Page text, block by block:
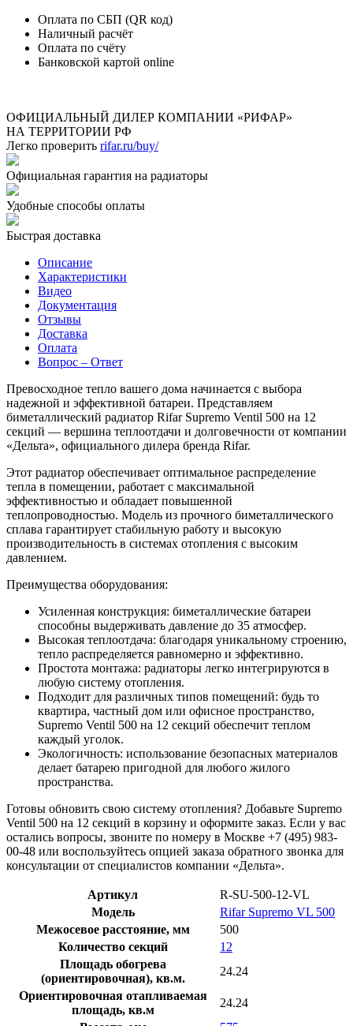
Оплата по СБП (QR код)
Наличный расчёт
Оплата по счёту
Банковской картой online
ОФИЦИАЛЬНЫЙ ДИЛЕР КОМПАНИИ «РИФАР»
НА ТЕРРИТОРИИ РФ
Легко проверить rifar.ru/buy/
Официальная гарантия на радиаторы
Удобные способы оплаты
Быстрая доставка
Описание
Характеристики
Видео
Документация
Отзывы
Доставка
Оплата
Вопрос – Ответ
Превосходное тепло вашего дома начинается с выбора
надежной и эффективной батареи. Представляем
биметаллический радиатор Rifar Supremo Ventil 500 на 12
секций — вершина теплоотдачи и долговечности от компании
«Дельта», официального дилера бренда Rifar.
Этот радиатор обеспечивает оптимальное распределение
тепла в помещении, работает с максимальной
эффективностью и обладает повышенной
теплопроводностью. Модель из прочного биметаллического
сплава гарантирует стабильную работу и высокую
производительность в системах отопления с высоким
давлением.
Преимущества оборудования:
Усиленная конструкция: биметаллические батареи
способны выдерживать давление до 35 атмосфер.
Высокая теплоотдача: благодаря уникальному строению,
тепло распределяется равномерно и эффективно.
Простота монтажа: радиаторы легко интегрируются в
любую систему отопления.
Подходит для различных типов помещений: будь то
квартира, частный дом или офисное пространство,
Supremo Ventil 500 на 12 секций обеспечит теплом
каждый уголок.
Экологичность: использование безопасных материалов
делает батарею пригодной для любого жилого
пространства.
Готовы обновить свою систему отопления? Добавьте Supremo
Ventil 500 на 12 секций в корзину и оформите заказ. Если у вас
остались вопросы, звоните по номеру в Москве +7 (495) 983-
00-48 или воспользуйтесь опцией заказа обратного звонка для
консультации от специалистов компании «Дельта».
Артикул
R-SU-500-12-VL
Модель
Rifar Supremo VL 500
Межосевое расстояние, мм
500
Количество секций
12
Площадь обогрева
(ориентировочная), кв.м.
24.24
Ориентировочная отапливаемая
площадь, кв.м
24.24